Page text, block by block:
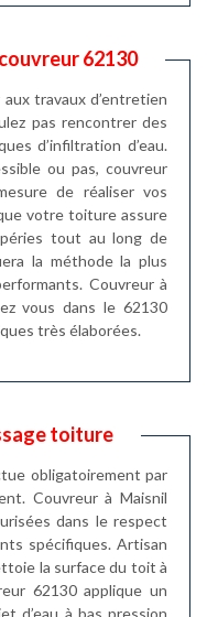
62130
travaux d’entretien
pas rencontrer des
d’infiltration d’eau.
ou pas, couvreur
de réaliser vos
votre toiture assure
tout au long de
la méthode la plus
Couvreur à
vous dans le 62130
très élaborées.
toiture
obligatoirement par
Couvreur à Maisnil
dans le respect
spécifiques. Artisan
la surface du toit à
62130 applique un
d’eau à bas pression